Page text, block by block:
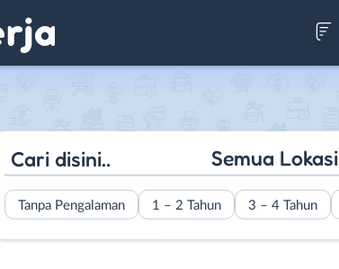
Semua Lokasi
Tanpa Pengalaman 1 – 2 Tahun 3 – 4 Tahun